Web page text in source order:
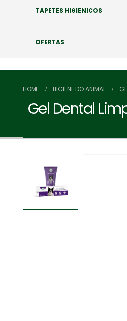
TAPETES HIGIENICOS
OFERTAS
HOME HIGIENE DO ANIMAL
Gel Dental